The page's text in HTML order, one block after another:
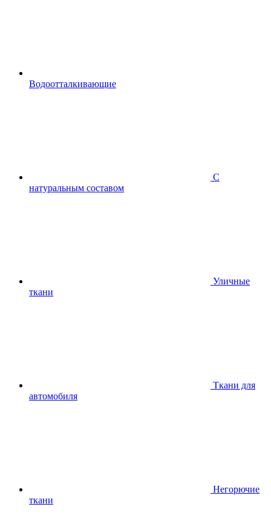
Водоотталкивающие
С
натуральным составом
Уличные
ткани
Ткани для
автомобиля
Негорючие
ткани